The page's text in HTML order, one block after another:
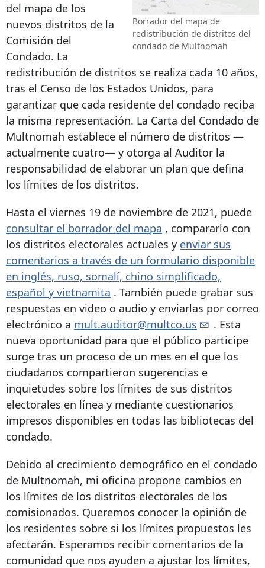
Borrador del mapa de
redistribución de distritos del
condado de Multnomah
del mapa de los
nuevos distritos de la
Comisión del
Condado. La
redistribución de distritos se realiza cada 10 años,
tras el Censo de los Estados Unidos, para
garantizar que cada residente del condado reciba
la misma representación. La Carta del Condado de
Multnomah establece el número de distritos —
actualmente cuatro— y otorga al Auditor la
responsabilidad de elaborar un plan que defina
los límites de los distritos.
Hasta el viernes 19 de noviembre de 2021, puede
consultar el borrador del mapa , compararlo con
los distritos electorales actuales y enviar sus
comentarios a través de un formulario disponible
en inglés, ruso, somalí, chino simplificado,
español y vietnamita . También puede grabar sus
respuestas en video o audio y enviarlas por correo
electrónico a mult.auditor@multco.us
. Esta
nueva oportunidad para que el público participe
surge tras un proceso de un mes en el que los
ciudadanos compartieron sugerencias e
inquietudes sobre los límites de sus distritos
electorales en línea y mediante cuestionarios
impresos disponibles en todas las bibliotecas del
condado.
Debido al crecimiento demográfico en el condado
de Multnomah, mi oficina propone cambios en
los límites de los distritos electorales de los
comisionados. Queremos conocer la opinión de
los residentes sobre si los límites propuestos les
afectarán. Esperamos recibir comentarios de la
comunidad que nos ayuden a ajustar los límites,